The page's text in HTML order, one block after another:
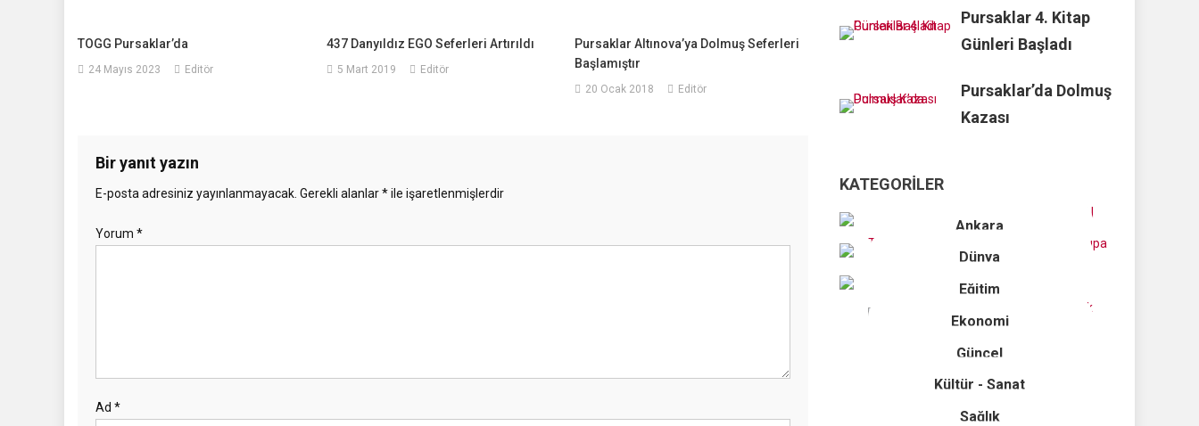
TOGG Pursaklar’da
24 Mayıs 2023 Editör
437 Danyıldız EGO Seferleri Artırıldı
5 Mart 2019 Editör
Pursaklar Altınova’ya Dolmuş Seferleri
Başlamıştır
20 Ocak 2018 Editör
Bir yanıt yazın
E-posta adresiniz yayınlanmayacak. Gerekli alanlar*ile işaretlenmişlerdir
Yorum *
Ad *
Pursaklar 4. Kitap
Günleri Başladı
Pursaklar’da Dolmuş
Kazası
KATEGORILER
Ankara
Dünya
Eğitim
Ekonomi
Güncel
Kültür - Sanat
Sağlık